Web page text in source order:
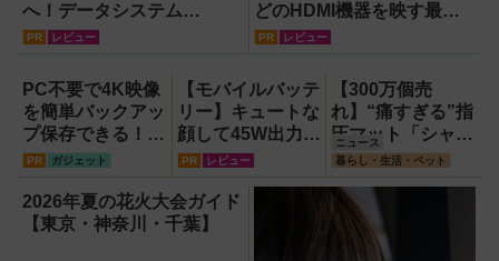
へ！データシステム
『U2KIT』がドライブを変
PR レビュー
どのHDMI機器を映す最短
ルート。USB接続だけで
ス化できる新機軸アダプタ
ーを徹底解説【データシス
テム『USBKIT』】
PR レビュー
PC不要で4K映像
を簡単バックアッ
プ保存できる！プ
ロスペックのハイ
ビジョンレコーダ
ー『HVE705-
PRO』
PR ガジェット
【モバイルバッテ
リー】キュートな
顔して45W出力＆
4台同時充電の本
格派『RORRY
CharmGo オール
インミニ』でスマ
PR レビュー
【300万個売
れ】“痛すぎる”指
圧マット「シャク
ティマット」の新
色を渋谷で体験で
きるイベント開
催！
ニュース
暮らし・生活・ペット
2026年夏の花火大会ガイド
【東京・神奈川・千葉】